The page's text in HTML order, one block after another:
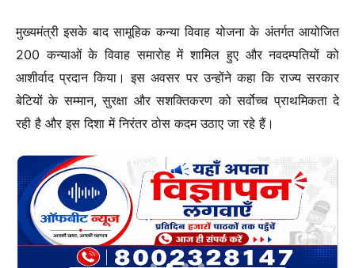
मुख्यमंत्री इसके बाद सामूहिक कन्या विवाह योजना के अंतर्गत आयोजित
200 कन्याओं के विवाह समारोह में शामिल हुए और नवदम्पतियों को
आशीर्वाद प्रदान किया। इस अवसर पर उन्होंने कहा कि राज्य सरकार
बेटियों के सम्मान, सुरक्षा और सशक्तिकरण को सर्वोच्च प्राथमिकता दे
रही है और इस दिशा में निरंतर ठोस कदम उठाए जा रहे हैं।